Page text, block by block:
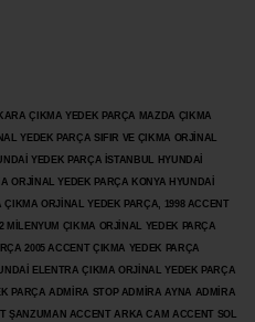
ÇIKMA YEDEK PARÇA MAZDA ÇIKMA
YEDEK PARÇA SIFIR VE ÇIKMA ORJİNAL
YEDEK PARÇA İSTANBUL HYUNDAİ
ORJİNAL YEDEK PARÇA KONYA HYUNDAİ
ORJİNAL YEDEK PARÇA, 1998 ACCENT
MİLENYUM ÇIKMA ORJİNAL YEDEK PARÇA
2005 ACCENT ÇIKMA YEDEK PARÇA
ELENTRA ÇIKMA ORJİNAL YEDEK PARÇA
PARÇA ADMİRA STOP ADMİRA AYNA ADMİRA
ŞANZUMAN ACCENT ARKA CAM ACCENT SOL